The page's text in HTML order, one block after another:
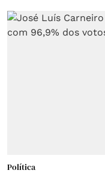
Política